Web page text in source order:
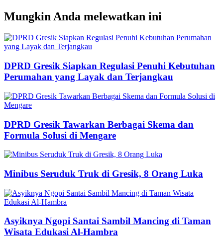
Mungkin Anda melewatkan ini
DPRD Gresik Siapkan Regulasi Penuhi Kebutuhan
Perumahan yang Layak dan Terjangkau
DPRD Gresik Tawarkan Berbagai Skema dan
Formula Solusi di Mengare
Minibus Seruduk Truk di Gresik, 8 Orang Luka
Asyiknya Ngopi Santai Sambil Mancing di Taman
Wisata Edukasi Al-Hambra